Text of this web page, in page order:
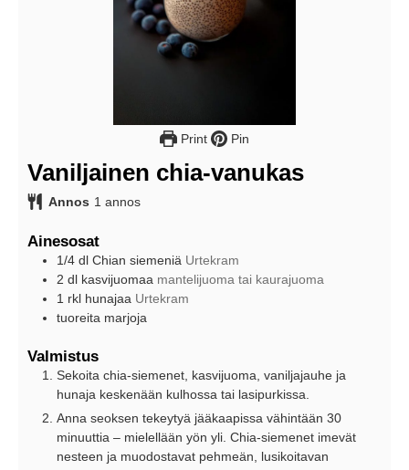
Print Pin
Vaniljainen chia-vanukas
Annos 1 annos
Ainesosat
1/4 dl Chian siemeniä Urtekram
2 dl kasvijuomaa mantelijuoma tai kaurajuoma
1 rkl hunajaa Urtekram
tuoreita marjoja
Valmistus
Sekoita chia-siemenet, kasvijuoma, vaniljajauhe ja
hunaja keskenään kulhossa tai lasipurkissa.
Anna seoksen tekeytyä jääkaapissa vähintään 30
minuuttia – mielellään yön yli. Chia-siemenet imevät
nesteen ja muodostavat pehmeän, lusikoitavan